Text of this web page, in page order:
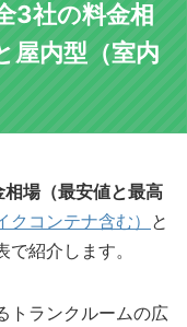
3社の料金相
屋内型（室内
場（最安値と最高
コンテナ含む） と
紹介します。
トランクルームの広